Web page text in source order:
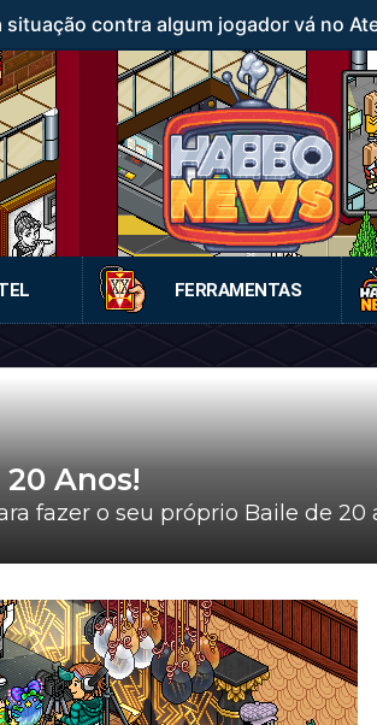
contra algum jogador vá no
FERRAMENTAS
Anos!
fazer o seu próprio Baile de 20